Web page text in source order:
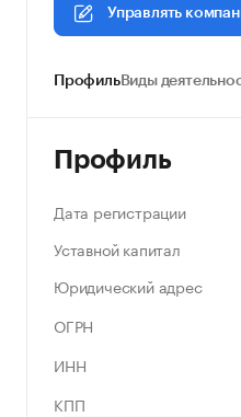
Управлять
ПрофильВиды
Профиль
Дата регистрации
Уставной капитал
Юридический адрес
ОГРН
ИНН
КПП